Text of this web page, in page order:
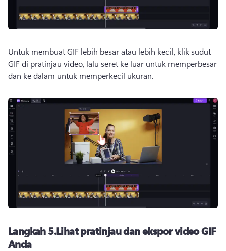
Untuk membuat GIF lebih besar atau lebih kecil, klik sudut
GIF di pratinjau video, lalu seret ke luar untuk memperbesar
dan ke dalam untuk memperkecil ukuran.
Langkah 5.Lihat pratinjau dan ekspor video GIF
Anda